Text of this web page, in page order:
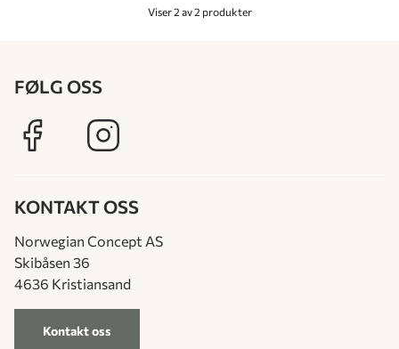
Viser 2 av 2 produkter
FØLG OSS
KONTAKT OSS
Norwegian Concept AS
Skibåsen 36
4636 Kristiansand
Kontakt oss